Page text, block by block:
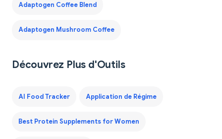
Adaptogen Coffee Blend
Adaptogen Mushroom Coffee
Découvrez Plus d'Outils
AI Food Tracker Application de Régime
Best Protein Supplements for Women